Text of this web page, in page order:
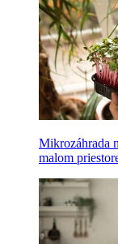
Mikrozáhrada
malom